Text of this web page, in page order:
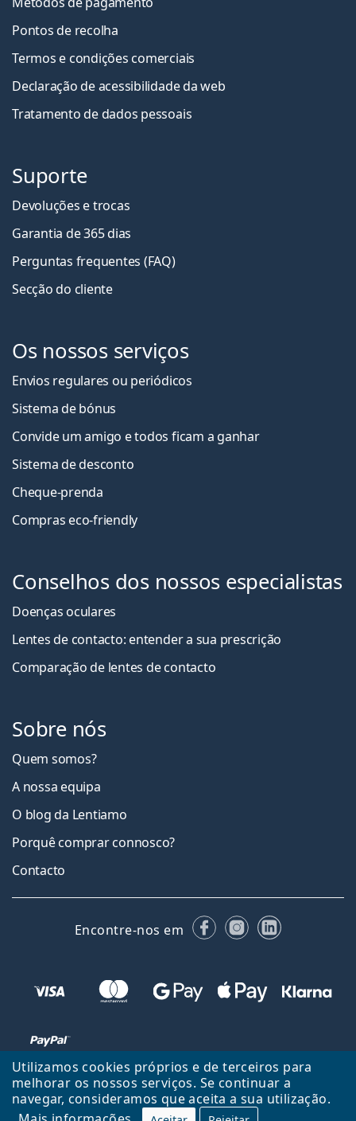
Utilizamos cookies próprios e de terceiros para
melhorar os nossos serviços. Se continuar a
navegar, consideramos que aceita a sua utilização.
Pontos de recolha
Termos e condições comerciais
Declaração de acessibilidade da web
Tratamento de dados pessoais
Suporte
Devoluções e trocas
Garantia de 365 dias
Perguntas frequentes (FAQ)
Secção do cliente
Os nossos serviços
Envios regulares ou periódicos
Sistema de bónus
Convide um amigo e todos ficam a ganhar
Sistema de desconto
Cheque-prenda
Compras eco-friendly
Conselhos dos nossos especialistas
Doenças oculares
Lentes de contacto: entender a sua prescrição
Comparação de lentes de contacto
Sobre nós
Quem somos?
A nossa equipa
O blog da Lentiamo
Porquê comprar connosco?
Contacto
Encontre-nos em FacebookInstagram
LinkedIn
Voltar ao início Cima